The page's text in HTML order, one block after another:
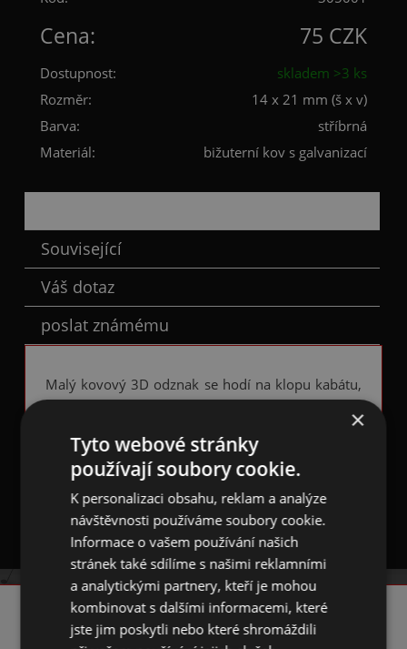
Cena: 75 CZK
Dostupnost:
skladem >3 ks
Rozměr:
14 x 21 mm (š x v)
Barva:
stříbrná
Materiál:
bižuterní kov s galvanizací
Související
Váš dotaz
poslat známému
Malý kovový 3D odznak se hodí na klopu kabátu,
bundy, klobouk, tašku či batoh.
Dodejte svému oblečení nebo taškám originální
šmrnc.
Má jednoduché puzetové zapínání.
KONTAKT
×
Tyto webové stránky
používají soubory cookie.
K personalizaci obsahu, reklam a analýze
návštěvnosti používáme soubory cookie.
Informace o vašem používání našich
stránek také sdílíme s našimi reklamními
a analytickými partnery, kteří je mohou
kombinovat s dalšími informacemi, které
jste jim poskytli nebo které shromáždili